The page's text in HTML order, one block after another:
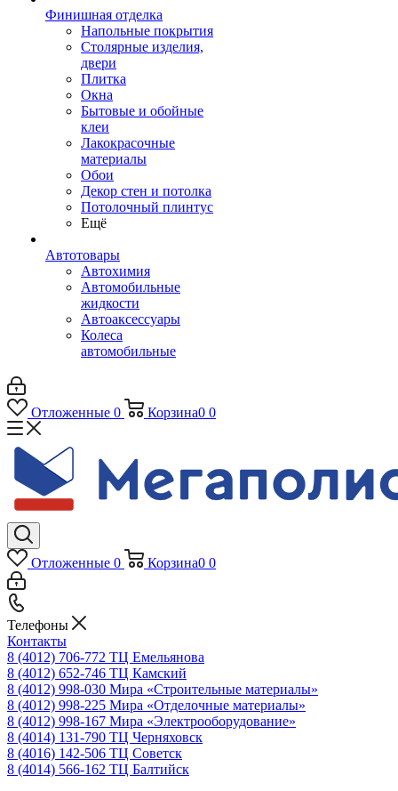
Финишная отделка
Напольные покрытия
Столярные изделия,
двери
Плитка
Окна
Бытовые и обойные
клеи
Лакокрасочные
материалы
Обои
Декор стен и потолка
Потолочный плинтус
Ещё
Автотовары
Автохимия
Автомобильные
жидкости
Автоаксессуары
Колеса
автомобильные
Отложенные 0 Корзина0 0
Отложенные 0 Корзина0 0
Телефоны
Контакты
8 (4012) 706-772 ТЦ Емельянова
8 (4012) 652-746 ТЦ Камский
8 (4012) 998-030 Мира «Строительные материалы»
8 (4012) 998-225 Мира «Отделочные материалы»
8 (4012) 998-167 Мира «Электрооборудование»
8 (4014) 131-790 ТЦ Черняховск
8 (4016) 142-506 ТЦ Советск
8 (4014) 566-162 ТЦ Балтийск